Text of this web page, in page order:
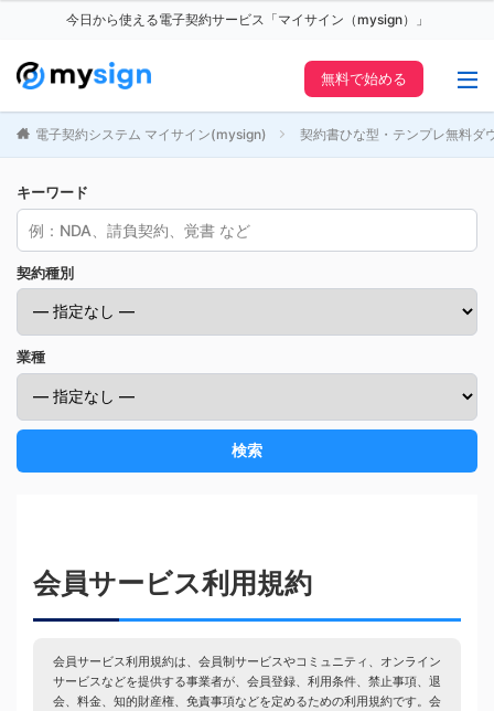
今日から使える電子契約サービス「マイサイン（mysign）」
無料で始める
電子契約システム マイサイン(mysign) 契約書ひな型・テンプレ無料ダ
キーワード
契約種別
業種
検索
会員サービス利用規約
会員サービス利用規約は、会員制サービスやコミュニティ、オンライン
サービスなどを提供する事業者が、会員登録、利用条件、禁止事項、退
会、料金、知的財産権、免責事項などを定めるための利用規約です。会